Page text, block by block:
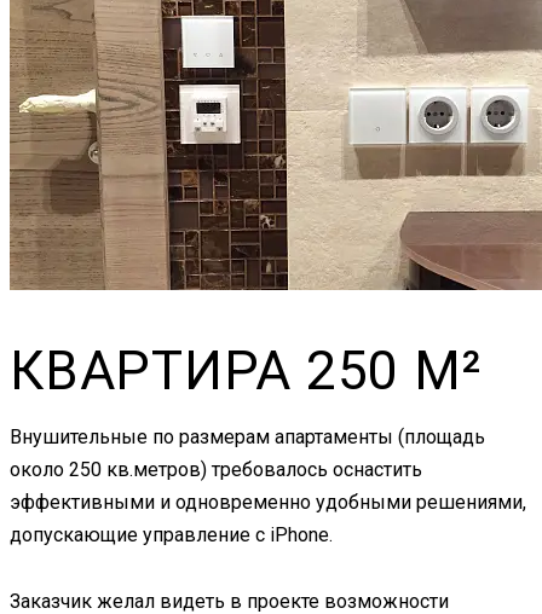
КВАРТИРА 250 М²
Внушительные по размерам апартаменты (площадь
около 250 кв.метров) требовалось оснастить
эффективными и одновременно удобными решениями,
допускающие управление с iPhone.
Заказчик желал видеть в проекте возможности